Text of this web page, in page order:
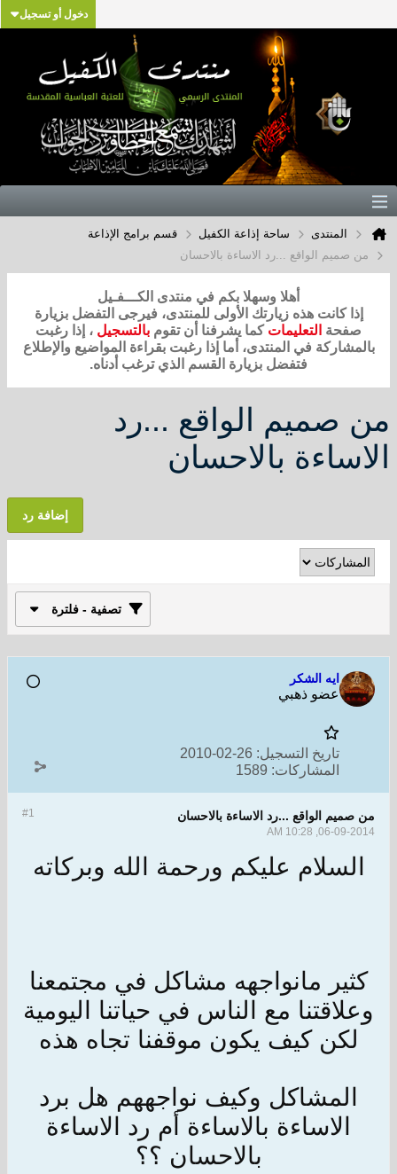
دخول أو تسجيل
المنتدى ساحة إذاعة الكفيل
قسم برامج الإذاعة
من صميم الواقع ...رد الاساءة بالاحسان
أهلا وسهلا بكم في منتدى الكـــفـيل
إذا كانت هذه زيارتك الأولى للمنتدى، فيرجى التفضل بزيارة
صفحة التعليمات كما يشرفنا أن تقوم بالتسجيل ، إذا رغبت
بالمشاركة في المنتدى، أما إذا رغبت بقراءة المواضيع والإطلاع
فتفضل بزيارة القسم الذي ترغب أدناه.
من صميم الواقع ...رد
الاساءة بالاحسان
إضافة رد
تصفية - فلترة
ايه الشكر
عضو ذهبي
تاريخ التسجيل: 26-02-2010
المشاركات: 1589
#1 من صميم الواقع ...رد الاساءة بالاحسان
06-09-2014, 10:28 AM
السلام عليكم ورحمة الله وبركاته
كثير مانواجهه مشاكل في مجتمعنا
وعلاقتنا مع الناس في حياتنا اليومية
لكن كيف يكون موقفنا تجاه هذه
المشاكل وكيف نواجههم هل برد
الاساءة بالاساءة أم رد الاساءة
بالاحسان ؟؟